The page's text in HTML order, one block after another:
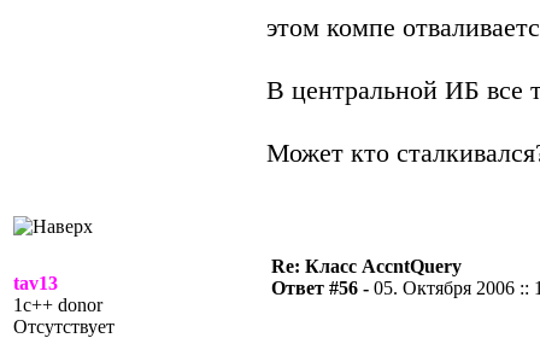
этом компе
В центральной ИБ все
Может кто
tav13
1c++ donor
Отсутствует
Re: Класс AccntQuery
Ответ #56 - 05. Октября 2006 ::